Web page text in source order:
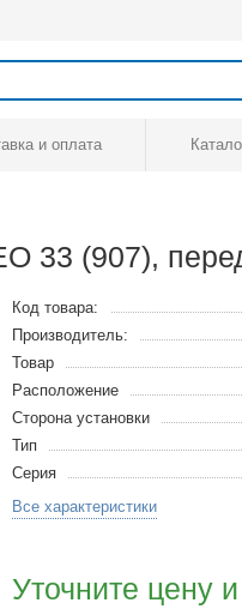
и оплата
33 (907),
Код товара:
Производитель:
Товар
Расположение
Сторона установки
Тип
Серия
Все характеристики
Уточните цену